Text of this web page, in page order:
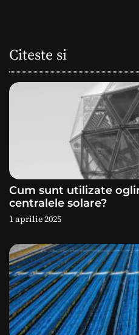
a
r
a
r
t
i
c
o
Citeste si
Cum sunt utilizate
centralele solare?
1 aprilie 2025